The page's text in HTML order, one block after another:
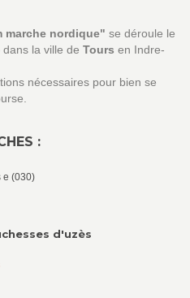
marche nordique" se déroule le
dans la ville de Tours en Indre-
nécessaires pour bien se
:
e (030)
d'uzès